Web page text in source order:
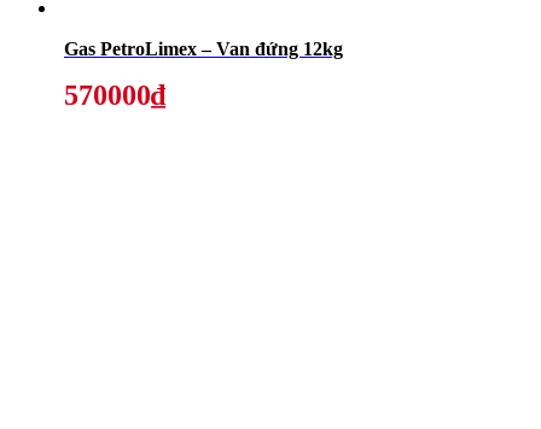
Gas PetroLimex – Van đứng 12kg
570000₫